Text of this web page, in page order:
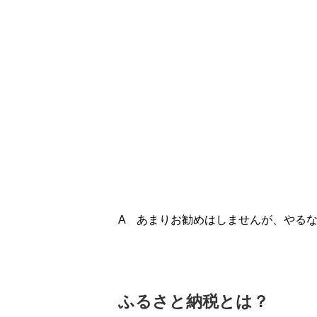
A あまりお勧めはしませんが、やる
ふるさと納税とは？